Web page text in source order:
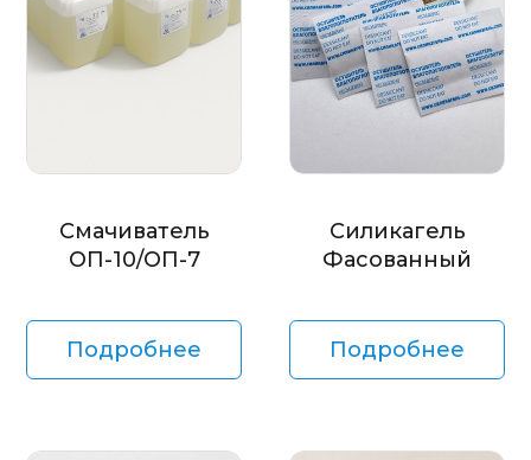
Смачиватель
ОП-10/ОП-7
Подробнее
Силикагель
Фасованный
Подробнее